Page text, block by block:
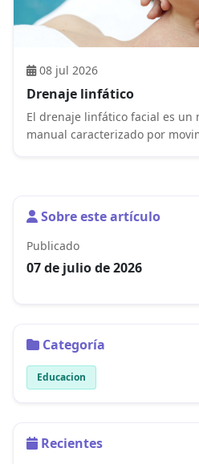
08 jul 2026
Drenaje linfático
El drenaje linfático facial es un
manual caracterizado por
Sobre este artículo
Publicado
07 de julio de 2026
Categoría
Educacion
Recientes